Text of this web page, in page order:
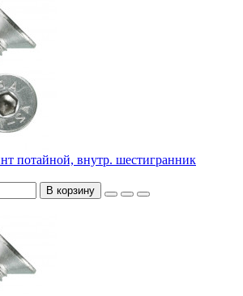
потайной, внутр. шестигранник
В корзину